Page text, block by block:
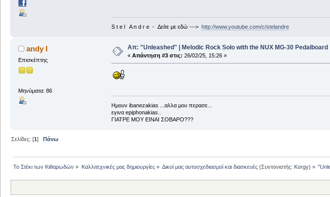
S t e l A n d r e - Δείτε με εδώ ---> http://www.youtube.com/c/stelandre
andy I
Επισκέπτης
Μηνύματα: 86
Απ: "Unleashed" | Melodic Rock Solo with the NUX MG-30 Pedalboard
« Απάντηση #3 στις: 26/02/25, 15:26 »
Ημουν ibanezakias ...αλλα μου περασε...
εγινα epiphonakias..
ΓΙΑΤΡΕ ΜΟΥ ΕΙΝΑΙ ΣΟΒΑΡΟ???
Σελίδες: [1]Πάνω
Το Στέκι των Κιθαρωδών » Καλλιτεχνικές μας δημιουργίες» Δικοί μας αυτοσχεδιασμοί και διασκευές(Συντονιστής: Korgy) »